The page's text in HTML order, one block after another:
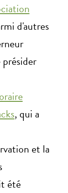
d'autres
, qui a
et la
été